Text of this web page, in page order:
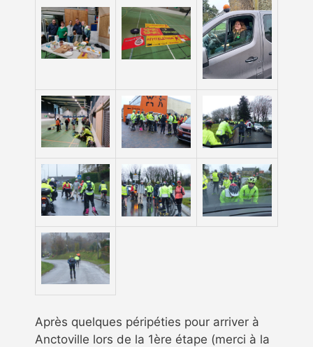
Après quelques péripéties pour arriver à
Anctoville lors de la 1ère étape (merci à la